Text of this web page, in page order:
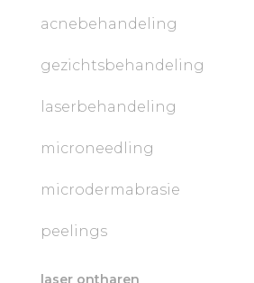
acnebehandeling
gezichtsbehandeling
laserbehandeling
microneedling
microdermabrasie
peelings
laser ontharen